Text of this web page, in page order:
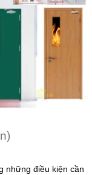
những điều kiện cần